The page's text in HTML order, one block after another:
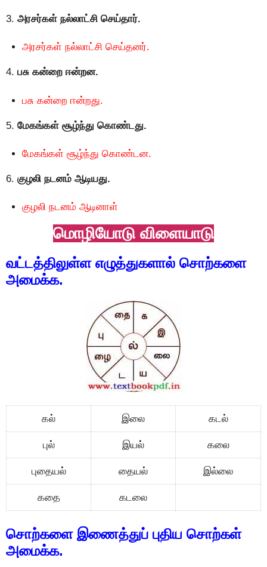
3. அரசர்கள் நல்லாட்சி செய்தார்.
அரசர்கள் நல்லாட்சி செய்தனர்.
4. பசு கன்றை ஈன்றன.
பசு கன்றை ஈன்றது.
5. மேகங்கள் சூழ்ந்து கொண்டது.
மேகங்கள் சூழ்ந்து கொண்டன.
6. குழலி நடனம் ஆடியது.
குழலி நடனம் ஆடினாள்
மொழியோடு விளையாடு
வட்டத்திலுள்ள எழுத்துகளால் சொற்களை
அமைக்க.
கல் இலை கடல்
புல் இயல் கலை
புதையல் தையல் இல்லை
கதை கடலை
சொற்களை இணைத்துப் புதிய சொற்கள்
அமைக்க.